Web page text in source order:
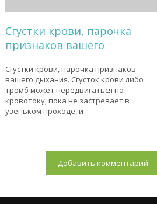
Сгустки крови, парочка
признаков вашего
Сгустки крови, парочка признаков
вашего дыхания. Сгусток крови либо
тромб может передвигаться по
кровотоку, пока не застревает в
узеньком проходе, и
Добавить комментарий